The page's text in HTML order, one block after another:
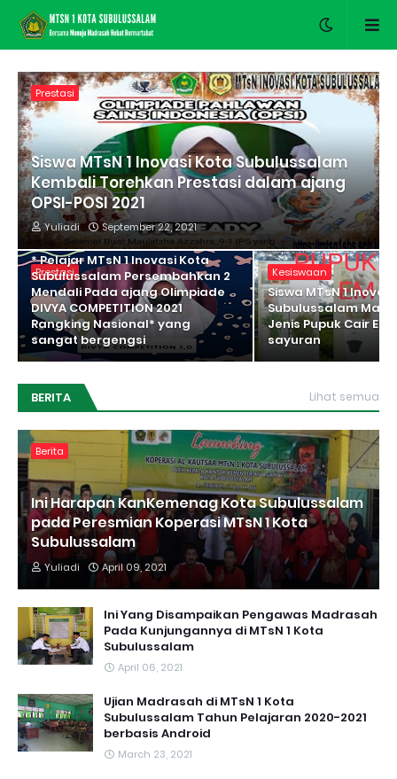
Prestasi
Siswa MTsN 1 Inovasi Kota Subulussalam
Kembali Torehkan Prestasi dalam ajang
OPSI-POSI 2021
Yuliadi September 22, 2021
Prestasi
* Pelajar MTsN 1 Inovasi Kota
Subulussalam Persembahkan 2
Mendali Pada ajang Olimpiade
DIVYA COMPETITION 2021
Rangking Nasional* yang
sangat bergengsi
Kesiswaan
Siswa MTsN 1
Subulussalam
Jenis Pupuk Cair
sayuran
BERITA Lihat semua
Berita
Ini Harapan KanKemenag Kota Subulussalam
pada Peresmian Koperasi MTsN 1 Kota
Subulussalam
Yuliadi April 09, 2021
Ini Yang Disampaikan Pengawas Madrasah
Pada Kunjungannya di MTsN 1 Kota
Subulussalam
April 06, 2021
Ujian Madrasah di MTsN 1 Kota
Subulussalam Tahun Pelajaran 2020-2021
berbasis Android
March 23, 2021